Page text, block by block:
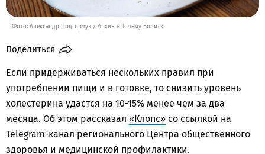
Фото: Александр Подгорчук / Архив «Почему Болит»
Поделиться
Если придерживаться нескольких правил при
употреблении пищи и в готовке, то снизить уровень
холестерина удастся на 10-15% менее чем за два
месяца. Об этом рассказал «Клопс» со ссылкой на
Telegram-канал регионального Центра общественного
здоровья и медицинской профилактики.